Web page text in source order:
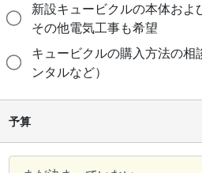
新設キュービクルの本体およ
その他電気工事も希望
キュービクルの購入方法の相
ンタルなど）
予算